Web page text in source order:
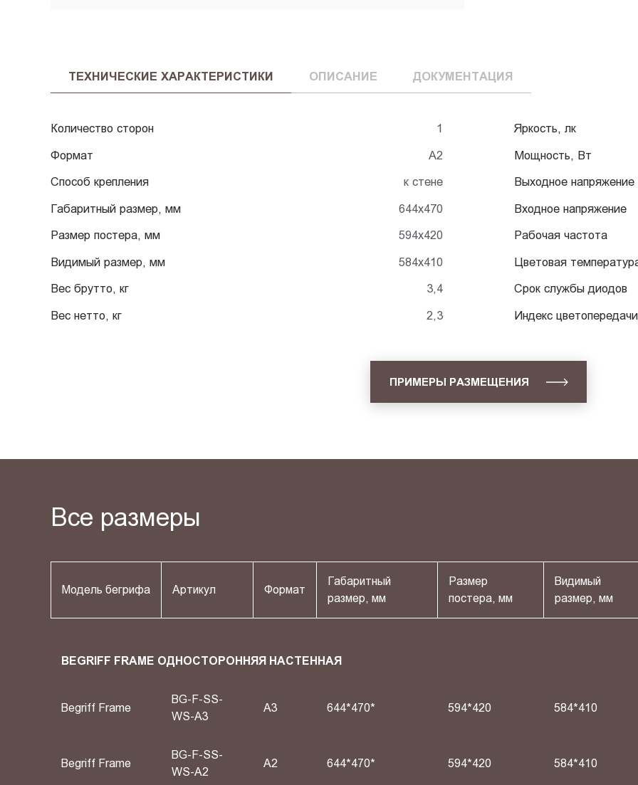
ТЕХНИЧЕСКИЕ ХАРАКТЕРИСТИКИ ОПИСАНИЕ ДОКУМЕНТАЦИЯ
Количество сторон 1
Формат А2
Способ крепления к стене
Габаритный размер, мм 644x470
Размер постера, мм 594x420
Видимый размер, мм 584x410
Вес брутто, кг 3,4
Вес нетто, кг 2,3
Яркость, лк
Мощность, Вт
Выходное напряжение
Входное напряжение
Рабочая частота
Цветовая
Срок службы диодов
Индекс цветопередачи
ПРИМЕРЫ РАЗМЕЩЕНИЯ
Все размеры
Модель бегрифа Артикул Формат
Габаритный
размер, мм
Размер
постера, мм
Видимый
размер, мм
BEGRIFF FRAME ОДНОСТОРОННЯЯ НАСТЕННАЯ
Begriff Frame
BG-F-SS-
WS-A3
A3 644*470* 594*420 584*410
Begriff Frame
BG-F-SS-
WS-A2
A2 644*470* 594*420 584*410